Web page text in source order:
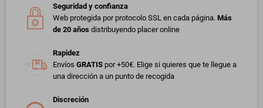
Seguridad y confianza
Web protegida por protocolo SSL en cada página. Más
de 20 años distribuyendo placer online
Rapidez
Envíos GRATIS por +50€. Elige si quieres que te llegue a
una dirección a un punto de recogida
Discreción